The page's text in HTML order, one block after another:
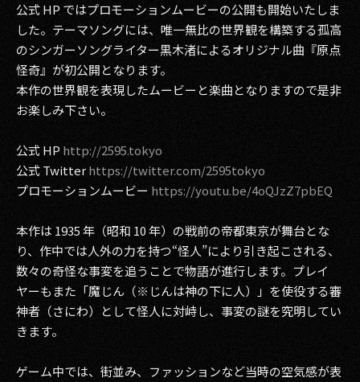
その他事業
2026
2023
2022
2021
2020
2018
PRIVACY POLICY
公式 HP ではプロモーションムービーの公開も開始いたしま
した。テーマソングには、唯一無比の世界観を構築する孤高
のシンガーソングライター黒木渚によるオリジナル曲『原点
怪奇』が初公開となります。
本作の世界観を表現したムービーと楽曲となりますので是非
お楽しみ下さい。
公式 HP http://2595.tokyo
公式 Twitterhttps://twitter.com/2595tokyo
プロモーションムービー https://youtu.be/4oQJzZ7pbEQ
本作は 1935 年（昭和 10 年）の戦前の帝都東京が舞台とな
り、作中では人外の力を持つ“怪人”により引き起こされる、
数々の奇怪な事変を追うことで物語が進行します。プレイ
ヤーもまた「魔じん（※じんは神の下に人）」を使役する審
神者（さにわ）として怪人に対峙し、事変の謎を究明してい
きます。
ゲーム中では、街並み、ファッションなど当時の空気感が表